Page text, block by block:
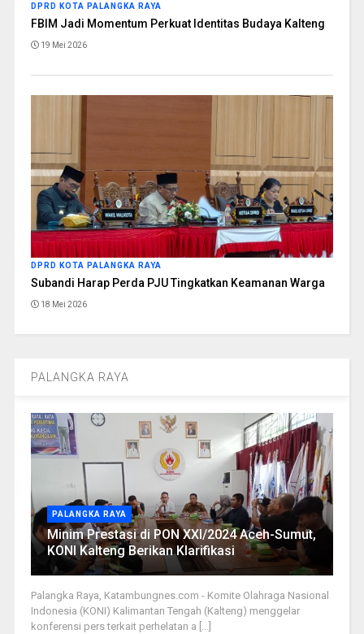
DPRD KOTA PALANGKA RAYA
FBIM Jadi Momentum Perkuat Identitas Budaya Kalteng
19 Mei 2026
DPRD KOTA PALANGKA RAYA
Subandi Harap Perda PJU Tingkatkan Keamanan Warga
18 Mei 2026
PALANGKA RAYA
PALANGKA RAYA
Minim Prestasi di PON XXI/2024 Aceh-Sumut,
KONI Kalteng Berikan Klarifikasi
Palangka Raya, Katambungnes.com - Komite Olahraga Nasional
Indonesia (KONI) Kalimantan Tengah (Kalteng) menggelar
konferensi pers terkait perhelatan a [...]